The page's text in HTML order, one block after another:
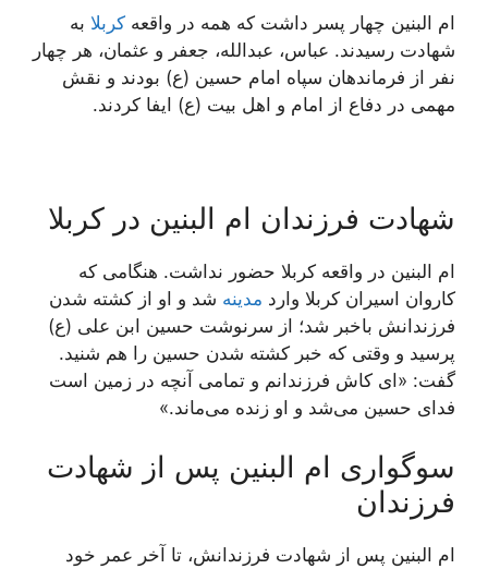
ام البنین چهار پسر داشت که همه در واقعه کربلا به
شهادت رسیدند. عباس، عبدالله، جعفر و عثمان، هر چهار
نفر از فرماندهان سپاه امام حسین (ع) بودند و نقش
مهمی در دفاع از امام و اهل بیت (ع) ایفا کردند.
شهادت فرزندان ام البنین در کربلا
ام البنین در واقعه کربلا حضور نداشت. هنگامی که
کاروان اسیران کربلا وارد مدینه شد و او از کشته شدن
فرزندانش باخبر شد؛ از سرنوشت حسین ابن علی (ع)
پرسید و وقتی که خبر کشته شدن حسین را هم شنید.
گفت: «ای کاش فرزندانم و تمامی آنچه در زمین است
فدای حسین می‌شد و او زنده می‌ماند.»
سوگواری ام البنین پس از شهادت
فرزندان
ام البنین پس از شهادت فرزندانش، تا آخر عمر خود